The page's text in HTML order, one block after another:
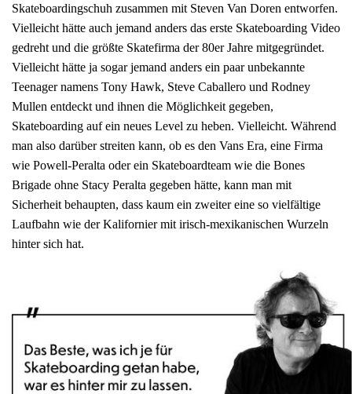
Skateboardingschuh zusammen mit Steven Van Doren entworfen.
Vielleicht hätte auch jemand anders das erste Skateboarding Video
gedreht und die größte Skatefirma der 80er Jahre mitgegründet.
Vielleicht hätte ja sogar jemand anders ein paar unbekannte
Teenager namens Tony Hawk, Steve Caballero und Rodney
Mullen entdeckt und ihnen die Möglichkeit gegeben,
Skateboarding auf ein neues Level zu heben. Vielleicht. Während
man also darüber streiten kann, ob es den Vans Era, eine Firma
wie Powell-Peralta oder ein Skateboardteam wie die Bones
Brigade ohne Stacy Peralta gegeben hätte, kann man mit
Sicherheit behaupten, dass kaum ein zweiter eine so vielfältige
Laufbahn wie der Kalifornier mit irisch-mexikanischen Wurzeln
hinter sich hat.